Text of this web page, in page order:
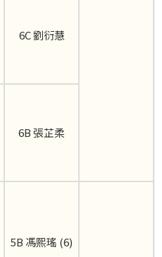
6C 劉衍慧
6B 張芷柔
5B 馮熙瑤 (6)